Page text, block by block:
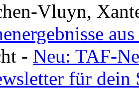
Vluyn,
- Neu: TAF-
für dein